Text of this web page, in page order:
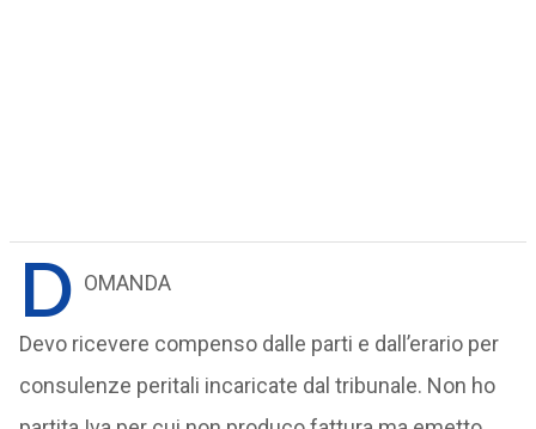
D OMANDA
Devo ricevere compenso dalle parti e dall’erario per
consulenze peritali incaricate dal tribunale. Non ho